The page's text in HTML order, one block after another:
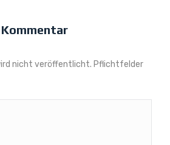
nicht veröffentlicht. Pflichtfelder